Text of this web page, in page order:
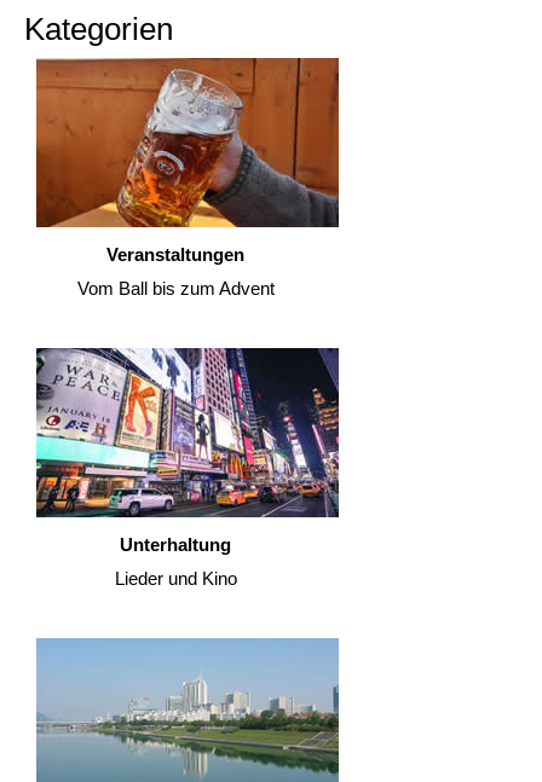
Kategorien
Veranstaltungen
Vom Ball bis zum Advent
Unterhaltung
Lieder und Kino